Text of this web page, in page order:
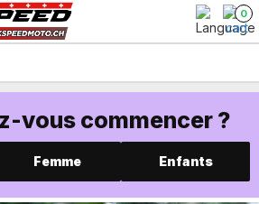
0
vous commencer ?
Femme Enfants